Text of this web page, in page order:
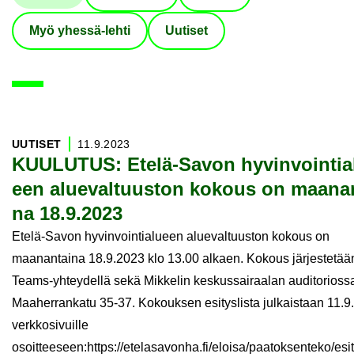
Myö yhessä-​lehti Uu­ti­set
KUU­LU­TUS: Etelä-​Savon
een alue­val­tuus­ton ko­kous on
na 18.9.2023
UU­TI­SET 11.9.2023
Etelä-Savon hyvinvointialueen aluevaltuuston kokous on
maanantaina 18.9.2023 klo 13.00 alkaen. Kokous
Teams-yhteydellä sekä Mikkelin keskussairaalan
Maaherrankatu 35-37. Kokouksen esityslista julkaistaan
verkkosivuille
osoitteeseen:https://etelasavonha.fi/eloisa/paatoksenteko/